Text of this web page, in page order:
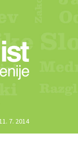
7. 2014